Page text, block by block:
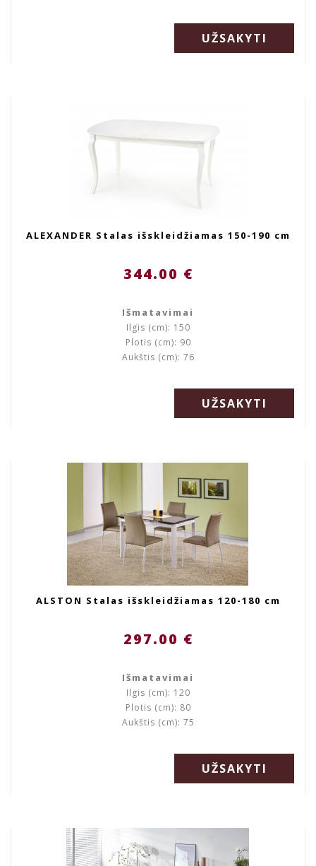
UŽSAKYTI
ALEXANDER Stalas išskleidžiamas 150-190 cm
344.00 €
Išmatavimai
Ilgis (cm): 150
Plotis (cm): 90
Aukštis (cm): 76
UŽSAKYTI
ALSTON Stalas išskleidžiamas 120-180 cm
297.00 €
Išmatavimai
Ilgis (cm): 120
Plotis (cm): 80
Aukštis (cm): 75
UŽSAKYTI